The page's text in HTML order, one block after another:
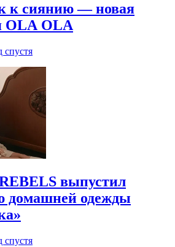
к сиянию — новая
OLA OLA
спустя
выпустил
домашней одежды
спустя